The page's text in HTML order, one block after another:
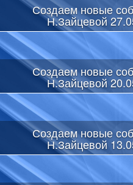
Создаем новые
Н.Зайцевой
Создаем новые
Н.Зайцевой
Создаем новые
Н.Зайцевой